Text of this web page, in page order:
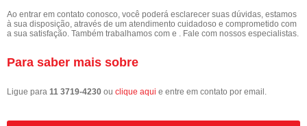
Ao entrar em contato conosco, você poderá esclarecer suas dúvidas, estamos
à sua disposição, através de um atendimento cuidadoso e comprometido com
a sua satisfação. Também trabalhamos com e . Fale com nossos especialistas.
Para saber mais sobre
Ligue para 11 3719-4230 ou clique aqui e entre em contato por email.